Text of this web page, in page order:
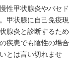
性甲状腺炎やバセド
甲状腺に自己免疫現
腺炎と診断するため
疾患でも陰性の場合
とは言い切れませ